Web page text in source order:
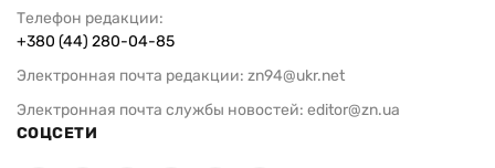
Телефон редакции:
+380 (44) 280-04-85
Электронная почта редакции: zn94@ukr.net
Электронная почта службы новостей: editor@zn.ua
СОЦСЕТИ